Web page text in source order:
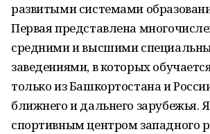
развитыми системами
Первая представлена
средними и высшими
заведениями, в которых
только из Башкортостана и
ближнего и дальнего зарубежья.
спортивным центром западного